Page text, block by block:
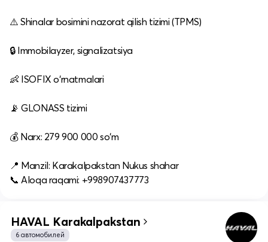
⚠️ Shinalar bosimini nazorat qilish tizimi (TPMS)
🔒 Immobilayzer, signalizatsiya
👶 ISOFIX o‘rnatmalari
📡 GLONASS tizimi
💰 Narx: 279 900 000 so‘m
📍 Manzil: Karakalpakstan Nukus shahar
📞 Aloqa raqami: +998907437773
HAVAL Karakalpakstan
6 автомобилей